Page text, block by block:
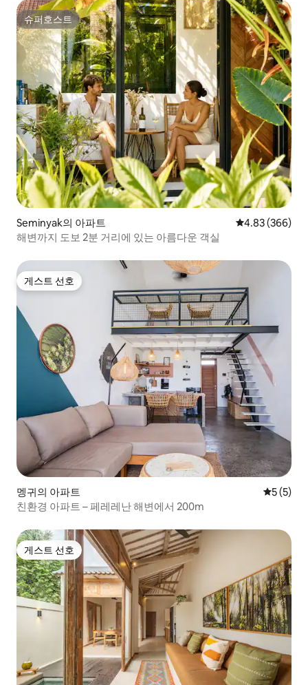
슈퍼호스트
슈퍼호스트
Seminyak의 아파트 평점 4.83점(5
4.83 (366)
해변까지 도보 2분 거리에 있는 아름다운 객실
게스트 선호
게스트 선호
멩귀의 아파트 평점 5점
5 (5)
친환경 아파트 – 페레레난 해변에서 200m
게스트 선호
게스트 선호